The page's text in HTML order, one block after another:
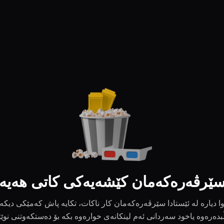
کێشەیەکی کاتی
وا دیارە لە ئێستادا سێرڤەرەکەمان کار ناکات، تکایە پاش کەمێکی دیکە
یاخود سەردانی ئەم لینکانەی خوارەوە بکە بۆ دەستکەوتنی